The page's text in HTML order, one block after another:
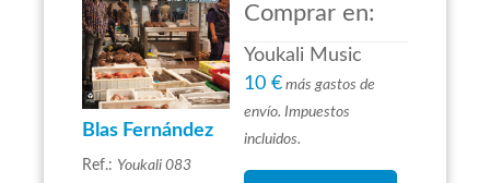
Blas Fernández
Ref.: Youkali 083
Comprar en:
Youkali Music
10 € más gastos de
envío. Impuestos
incluidos.